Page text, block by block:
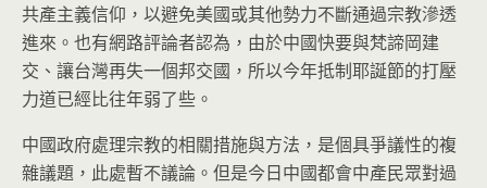
共產主義信仰，以避免美國或其他勢力不斷通過宗教滲透
進來。也有網路評論者認為，由於中國快要與梵諦岡建
交、讓台灣再失一個邦交國，所以今年抵制耶誕節的打壓
力道已經比往年弱了些。
中國政府處理宗教的相關措施與方法，是個具爭議性的複
雜議題，此處暫不議論。但是今日中國都會中產民眾對過